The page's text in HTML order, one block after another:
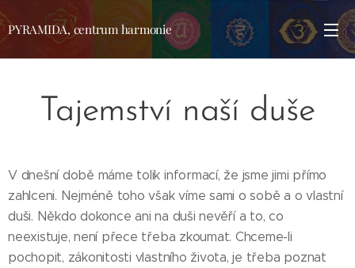
PYRAMIDA, centrum harmonie
Tajemství naší duše
V dnešní době máme tolik informací, že jsme jimi přímo
zahlceni. Nejméně toho však víme sami o sobě a o vlastní
duši. Někdo dokonce ani na duši nevěří a to, co
neexistuje, není přece třeba zkoumat. Chceme-li
pochopit, zákonitosti vlastního života, je třeba poznat